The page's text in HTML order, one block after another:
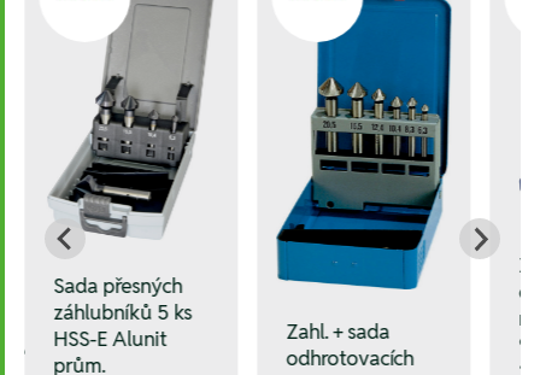
20,0/25,0 mm
Sada přesných
záhlubníků 5 ks
HSS-E Alunit
prům.
Zahl. + sada
odhrotovacích